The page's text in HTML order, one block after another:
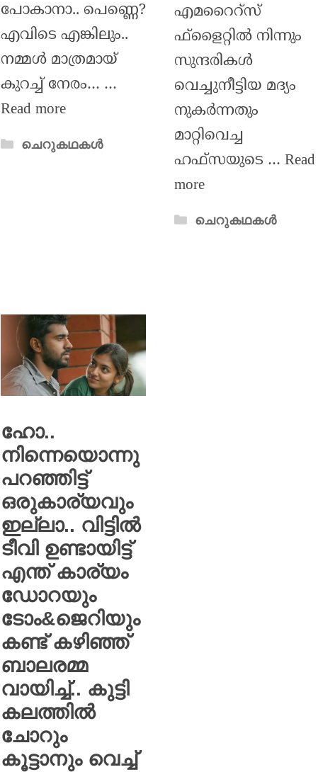
പോകാനാ.. പെണ്ണെ?
എവിടെ എങ്കിലും..
നമ്മൾ മാത്രമായ്
കുറച്ച് നേരം… …
Read more
ചെറുകഥകൾ
എമറൈറ്സ്
ഫ്‌ളൈറ്റിൽ നിന്നും
സുന്ദരികൾ
വെച്ചുനീട്ടിയ മദ്യം
നുകർന്നതും
മാറ്റിവെച്ച
ഹഫ്സയുടെ …Read
more
ചെറുകഥകൾ
ഹോ..
നിന്നെയൊന്നു
പറഞ്ഞിട്ട്
ഒരുകാര്യവും
ഇല്ലാ.. വിട്ടിൽ
ടീവി ഉണ്ടായിട്ട്
എന്ത് കാര്യം
ഡോറയും
ടോം&ജെറിയും
കണ്ട് കഴിഞ്ഞ്
ബാലരമ്മ
വായിച്ച്.. കുട്ടി
കലത്തിൽ
ചോറും
കൂട്ടാനും വെച്ച്